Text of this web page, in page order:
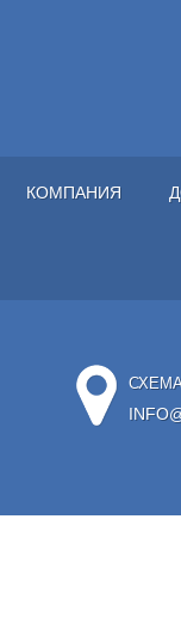
КОМПАНИЯ